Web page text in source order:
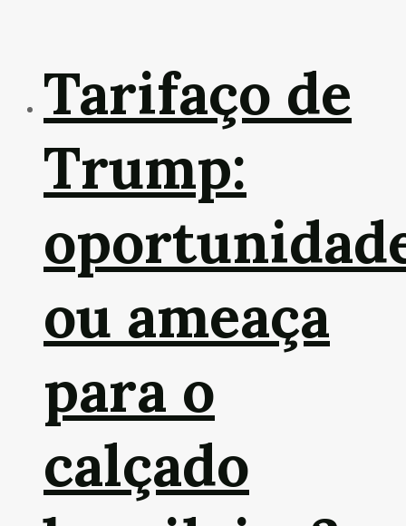
Tarifaço de
Trump:
ou ameaça
para o
calçado